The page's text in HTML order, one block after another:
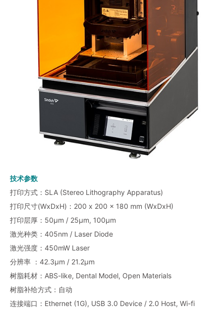
技术参数
打印方式：SLA (Stereo Lithography Apparatus)
打印尺寸(WxDxH)：200 x 200 x 180 mm (WxDxH)
打印层厚：50μm / 25μm, 100μm
激光种类：405nm / Laser Diode
激光强度：450mW Laser
分辨率 ：42.3μm / 21.2μm
树脂耗材：ABS-like, Dental Model, Open Materials
树脂补给方式：自动
连接端口：Ethernet (1G), USB 3.0 Device / 2.0 Host, Wi-fi